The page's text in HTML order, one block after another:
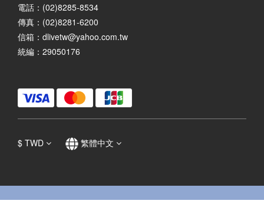
電話：(02)8285-8534
傳真：(02)8281-6200
信箱：dlivetw@yahoo.com.tw
統編：29050176
$ TWD 繁體中文